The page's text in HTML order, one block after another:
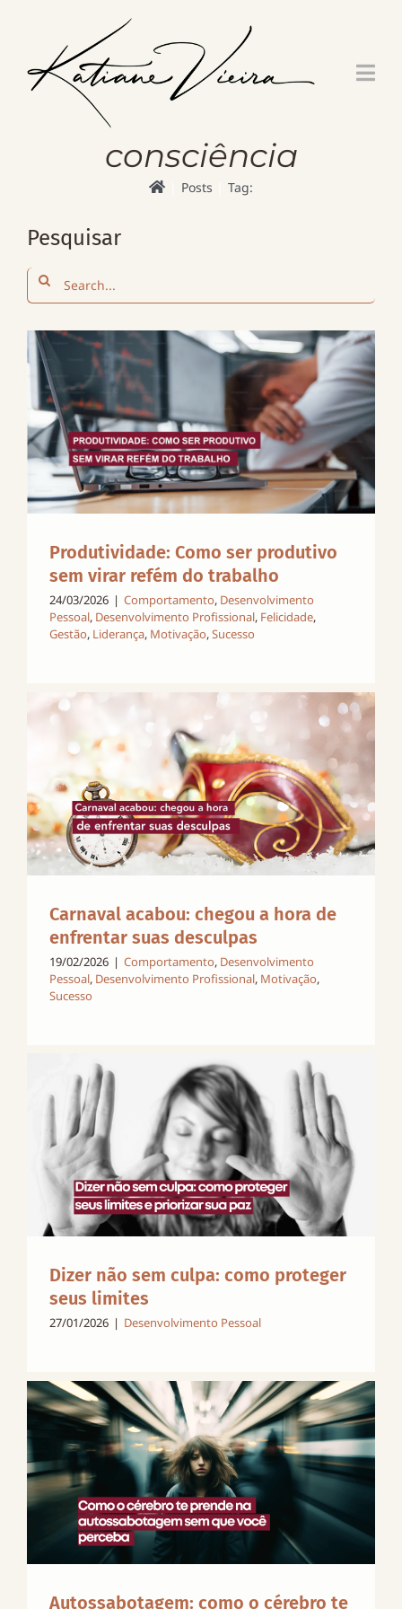
consciência
Posts Tag:
Pesquisar
Search
for:
Produtividade: Como ser produtivo
sem virar refém do trabalho
24/03/2026 | Comportamento, Desenvolvimento
Pessoal, Desenvolvimento Profissional, Felicidade,
Gestão, Liderança, Motivação,Sucesso
Carnaval acabou: chegou a hora de
enfrentar suas desculpas
19/02/2026 | Comportamento, Desenvolvimento
Pessoal, Desenvolvimento Profissional, Motivação,
Sucesso
Dizer não sem culpa: como proteger
seus limites
27/01/2026 | Desenvolvimento Pessoal
Autossabotagem: como o cérebro te